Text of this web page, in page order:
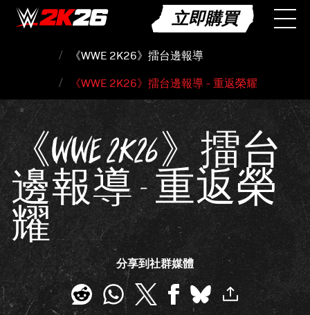
立即購買
《WWE 2K26》擂台邊報導
《WWE 2K26》擂台邊報導 - 重返榮耀
《WWE 2K26》擂台
邊報導 - 重返榮
耀
分享到社群媒體